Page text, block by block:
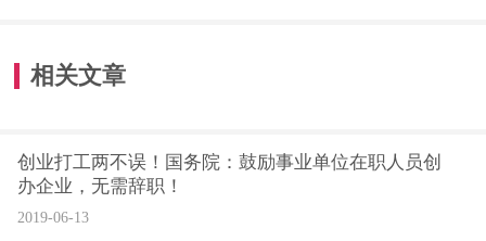
相关文章
创业打工两不误！国务院：鼓励事业单位在职人员创
办企业，无需辞职！
2019-06-13